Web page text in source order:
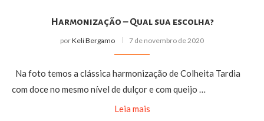
Harmonização – Qual sua escolha?
porKeli Bergamo 7 de novembro de 2020
Na foto temos a clássica harmonização de Colheita Tardia
com doce no mesmo nível de dulçor e com queijo …
Leia mais